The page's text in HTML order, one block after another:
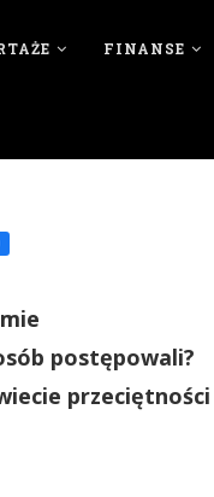
FINANSE
postępowali?
przeciętności